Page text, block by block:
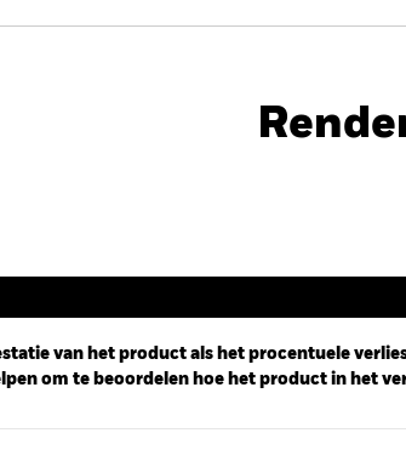
Rendement
van het product als het procentuele
om te beoordelen hoe het product in het